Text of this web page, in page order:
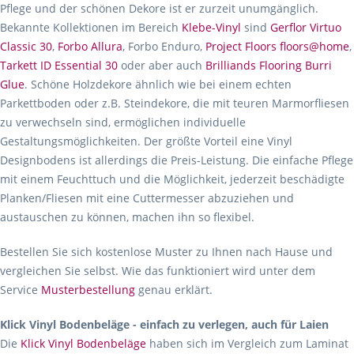
Pflege und der schönen Dekore ist er zurzeit unumgänglich.
Bekannte Kollektionen im Bereich Klebe-Vinyl sind Gerflor Virtuo
Classic 30, Forbo Allura, Forbo Enduro, Project Floors floors@home,
Tarkett ID Essential 30 oder aber auch Brilliands Flooring Burri
Glue. Schöne Holzdekore ähnlich wie bei einem echten
Parkettboden oder z.B. Steindekore, die mit teuren Marmorfliesen
zu verwechseln sind, ermöglichen individuelle
Gestaltungsmöglichkeiten. Der größte Vorteil eine Vinyl
Designbodens ist allerdings die Preis-Leistung. Die einfache Pflege
mit einem Feuchttuch und die Möglichkeit, jederzeit beschädigte
Planken/Fliesen mit eine Cuttermesser abzuziehen und
austauschen zu können, machen ihn so flexibel.
Bestellen Sie sich kostenlose Muster zu Ihnen nach Hause und
vergleichen Sie selbst. Wie das funktioniert wird unter dem
Service Musterbestellung genau erklärt.
Klick Vinyl Bodenbeläge - einfach zu verlegen, auch für Laien
Die Klick Vinyl Bodenbeläge haben sich im Vergleich zum Laminat